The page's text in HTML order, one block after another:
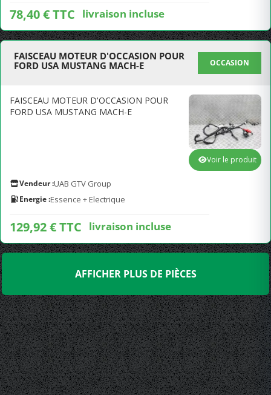
78,40 € TTC livraison incluse
FAISCEAU MOTEUR D'OCCASION POUR
FORD USA MUSTANG MACH-E
OCCASION
FAISCEAU MOTEUR D'OCCASION POUR
FORD USA MUSTANG MACH-E
Vendeur :UAB GTV Group
Energie :Essence + Electrique
129,92 € TTC livraison incluse
Voir le produit
AFFICHER PLUS DE PIÈCES